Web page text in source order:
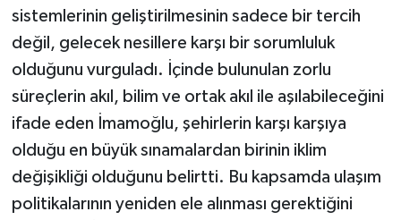
sistemlerinin geliştirilmesinin sadece bir tercih
değil, gelecek nesillere karşı bir sorumluluk
olduğunu vurguladı. İçinde bulunulan zorlu
süreçlerin akıl, bilim ve ortak akıl ile aşılabileceğini
ifade eden İmamoğlu, şehirlerin karşı karşıya
olduğu en büyük sınamalardan birinin iklim
değişikliği olduğunu belirtti. Bu kapsamda ulaşım
politikalarının yeniden ele alınması gerektiğini